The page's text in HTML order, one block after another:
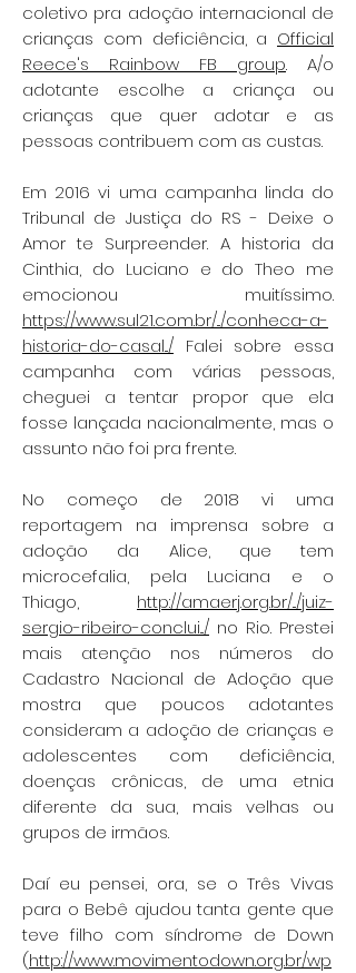
coletivo pra adoção internacional de
crianças com deficiência, a Official
Reece's Rainbow FB group. A/o
adotante escolhe a criança ou
crianças que quer adotar e as
pessoas contribuem com as custas.
Em 2016 vi uma campanha linda do
Tribunal de Justiça do RS - Deixe o
Amor te Surpreender. A historia da
Cinthia, do Luciano e do Theo me
emocionou muitíssimo.
https://www.sul21.com.br/.../conheca-a-
historia-do-casal.../ Falei sobre essa
campanha com várias pessoas,
cheguei a tentar propor que ela
fosse lançada nacionalmente, mas o
assunto não foi pra frente.
No começo de 2018 vi uma
reportagem na imprensa sobre a
adoção da Alice, que tem
microcefalia, pela Luciana e o
Thiago, http://amaerj.org.br/.../juiz-
sergio-ribeiro-conclui.../ no Rio. Prestei
mais atenção nos números do
Cadastro Nacional de Adoção que
mostra que poucos adotantes
consideram a adoção de crianças e
adolescentes com deficiência,
doenças crônicas, de uma etnia
diferente da sua, mais velhas ou
grupos de irmãos.
Daí eu pensei, ora, se o Três Vivas
para o Bebê ajudou tanta gente que
teve filho com síndrome de Down
(http://www.movimentodown.org.br/wp